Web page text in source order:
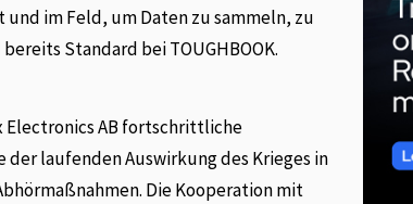
im Feld, um Daten zu sammeln, zu
Standard bei TOUGHBOOK.
Electronics AB fortschrittliche
laufenden Auswirkung des Krieges in
Die Kooperation mit